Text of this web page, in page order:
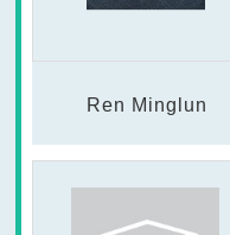
Ren Minglun